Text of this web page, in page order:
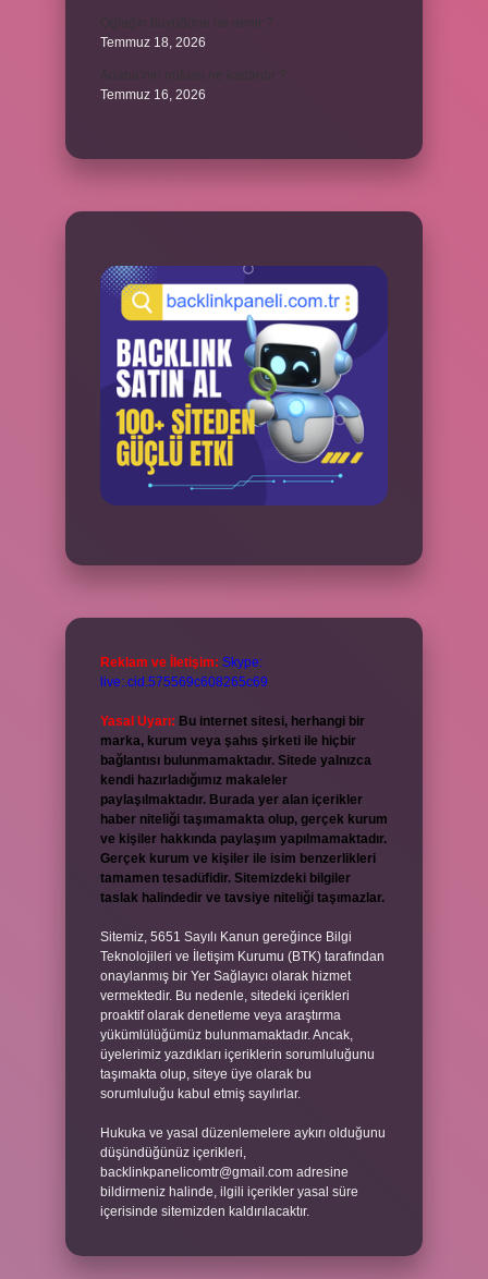
Temmuz 18, 2026
Temmuz 16, 2026
Reklam ve İletişim: Skype:
live:.cid.575569c608265c69
Yasal Uyarı: Bu internet sitesi, herhangi bir
marka, kurum veya şahıs şirketi ile hiçbir
bağlantısı bulunmamaktadır. Sitede yalnızca
kendi hazırladığımız makaleler
paylaşılmaktadır. Burada yer alan içerikler
haber niteliği taşımamakta olup, gerçek kurum
ve kişiler hakkında paylaşım yapılmamaktadır.
Gerçek kurum ve kişiler ile isim benzerlikleri
tamamen tesadüfidir. Sitemizdeki bilgiler
taslak halindedir ve tavsiye niteliği taşımazlar.
Sitemiz, 5651 Sayılı Kanun gereğince Bilgi
Teknolojileri ve İletişim Kurumu (BTK) tarafından
onaylanmış bir Yer Sağlayıcı olarak hizmet
vermektedir. Bu nedenle, sitedeki içerikleri
proaktif olarak denetleme veya araştırma
yükümlülüğümüz bulunmamaktadır. Ancak,
üyelerimiz yazdıkları içeriklerin sorumluluğunu
taşımakta olup, siteye üye olarak bu
sorumluluğu kabul etmiş sayılırlar.
Hukuka ve yasal düzenlemelere aykırı olduğunu
düşündüğünüz içerikleri,
backlinkpanelicomtr@gmail.com adresine
bildirmeniz halinde, ilgili içerikler yasal süre
içerisinde sitemizden kaldırılacaktır.